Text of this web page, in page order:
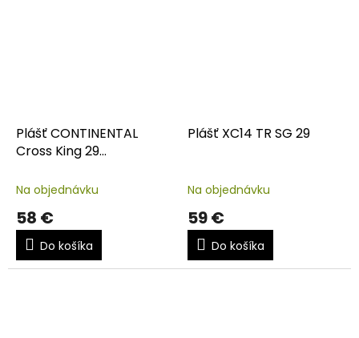
Plášť CONTINENTAL
Cross King 29
Na objednávku
58 €
Do košíka
Plášť XC14 TR SG 29
Na objednávku
59 €
Do košíka